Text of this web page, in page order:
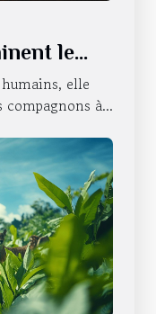
le
humains, elle
compagnons à...